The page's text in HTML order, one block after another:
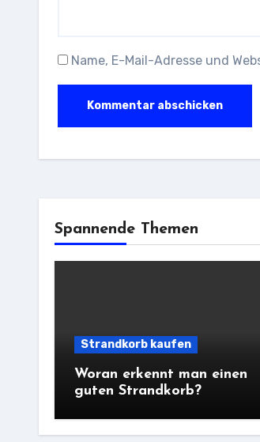
Name, E-Mail-Adresse und
Spannende Themen
Strandkorb kaufen
Woran erkennt man einen
guten Strandkorb?